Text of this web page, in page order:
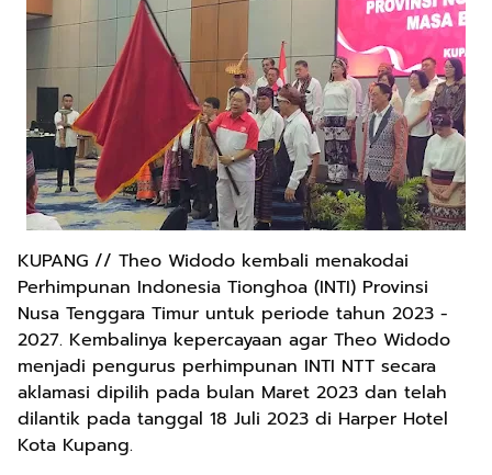
KUPANG // Theo Widodo kembali menakodai
Perhimpunan Indonesia Tionghoa (INTI) Provinsi
Nusa Tenggara Timur untuk periode tahun 2023 -
2027. Kembalinya kepercayaan agar Theo Widodo
menjadi pengurus perhimpunan INTI NTT secara
aklamasi dipilih pada bulan Maret 2023 dan telah
dilantik pada tanggal 18 Juli 2023 di Harper Hotel
Kota Kupang.